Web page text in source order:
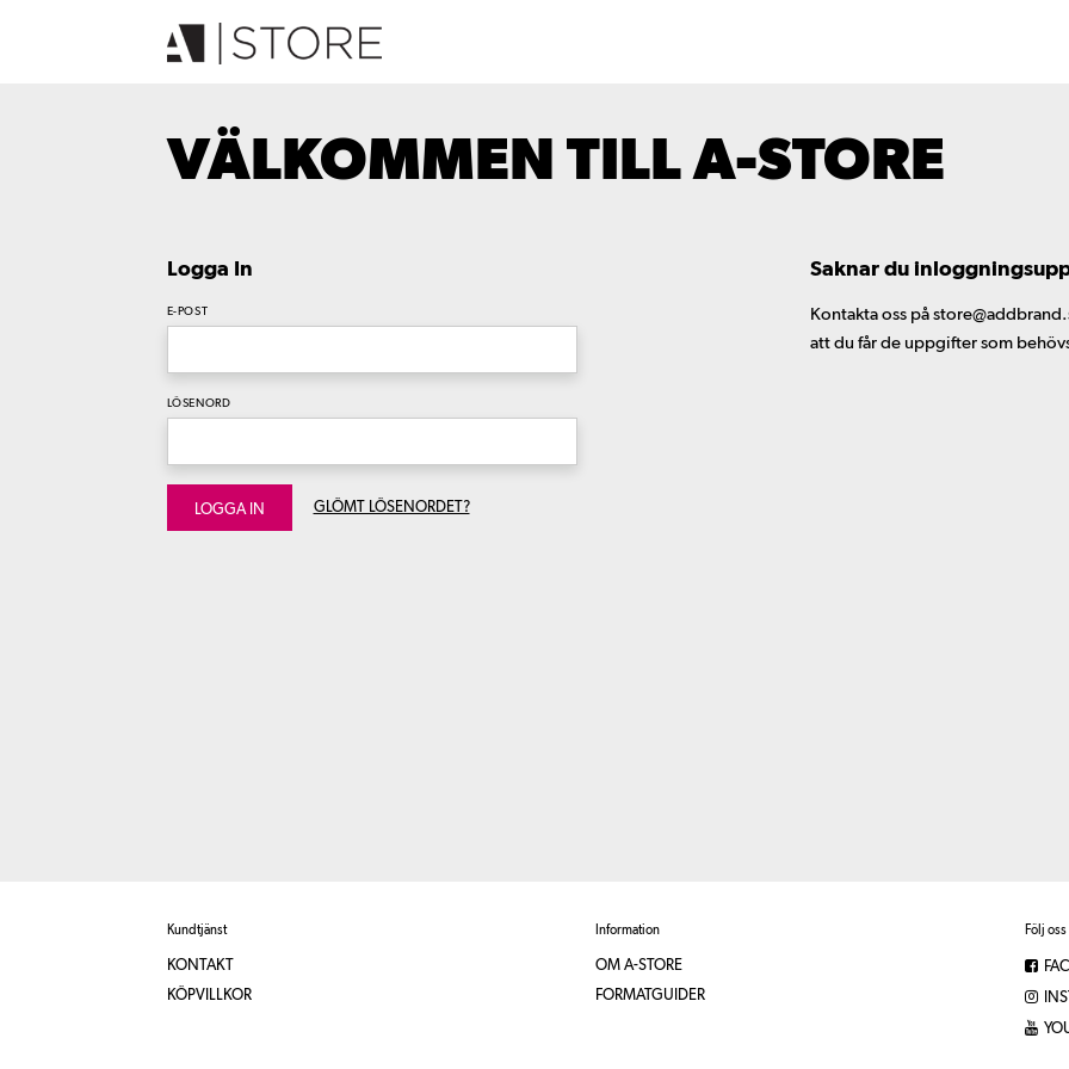
VÄLKOMMEN TILL A-STORE
Logga In
E-POST
LÖSENORD
LOGGA IN GLÖMT LÖSENORDET?
Saknar du
Kontakta oss på
att du får de uppgifter som
Kundtjänst
KONTAKT
KÖPVILLKOR
Information
OM A-STORE
FORMATGUIDER
Följ oss